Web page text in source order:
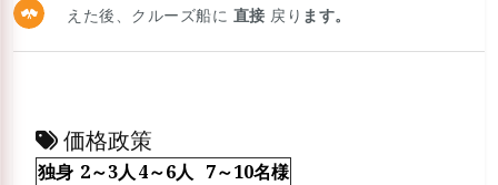
えた後、クルーズ船に 直接 戻り ます。
価格政策
独身 2～3人4～6人 7～10名様